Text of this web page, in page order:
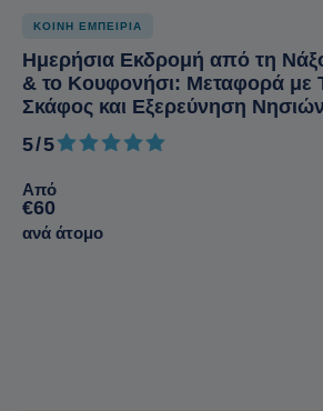
ΚΟΙΝΗ ΕΜΠΕΙΡΙΑ
Ημερήσια Εκδρομή από τη
& το Κουφονήσι: Μεταφορά με
Σκάφος και Εξερεύνηση Νησιών
5/55 από 5
Από
€60
ανά άτομο